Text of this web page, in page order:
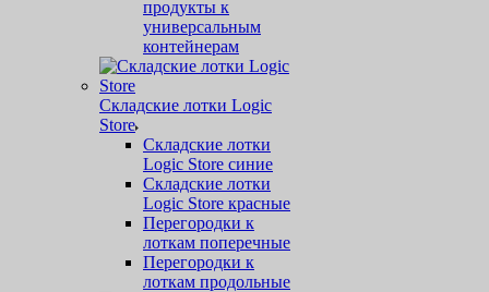
продукты к
универсальным
контейнерам
Складские лотки Logic
Store
Складские лотки
Logic Store синие
Складские лотки
Logic Store красные
Перегородки к
лоткам поперечные
Перегородки к
лоткам продольные